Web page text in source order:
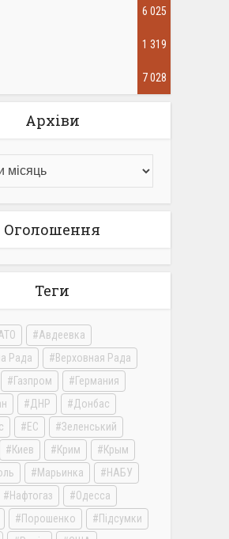
6 025
1 319
7 028
Архіви
Оголошення
Теги
Авдеевка
Рада
Верховная Рада
Газпром
Германия
ДНР
Донбас
ЕС
Зеленський
Киев Крим
Крым
Марьинка
НАБУ
Нафтогаз
Одесса
Порошенко
Підсумки